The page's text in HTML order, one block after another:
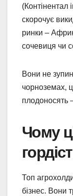
(Контінентал
скорочує
ринки –
сочевиця чи
Вони не
чорноземах,
плодоносять
Чому
Топ
бізнес. Вони